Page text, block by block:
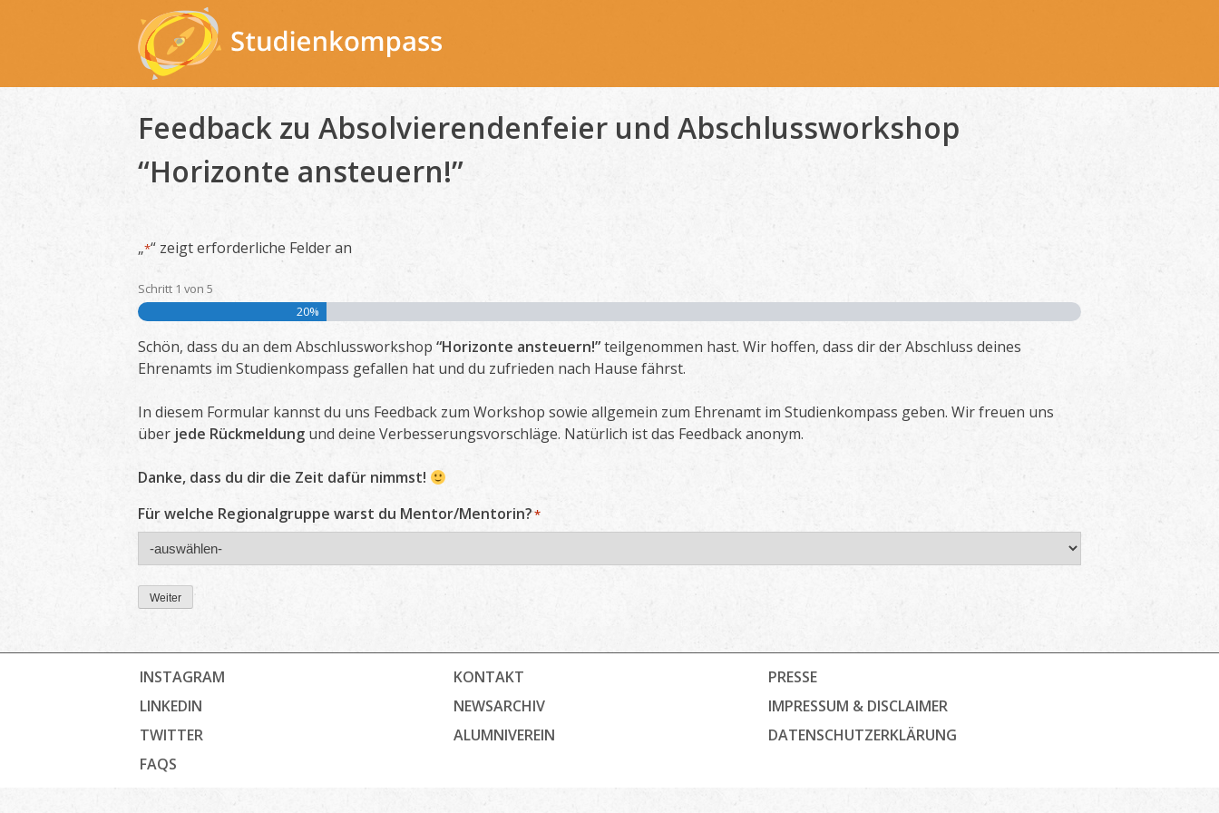
Feedback zu Absolvierendenfeier und Abschlussworkshop
“Horizonte ansteuern!”
„*“ zeigt erforderliche Felder an
Schritt 1 von 5
20%
Schön, dass du an dem Abschlussworkshop “Horizonte ansteuern!”teilgenommen hast. Wir hoffen, dass dir der Abschluss deines
Ehrenamts im Studienkompass gefallen hat und du zufrieden nach Hause fährst.
In diesem Formular kannst du uns Feedback zum Workshop sowie allgemein zum Ehrenamt im Studienkompass geben. Wir freuen uns
über jede Rückmeldung und deine Verbesserungsvorschläge. Natürlich ist das Feedback anonym.
Danke, dass du dir die Zeit dafür nimmst!
Für welche Regionalgruppe warst du Mentor/Mentorin?*
Weiter
INSTAGRAM
LINKEDIN
TWITTER
FAQS
KONTAKT
NEWSARCHIV
ALUMNIVEREIN
PRESSE
IMPRESSUM & DISCLAIMER
DATENSCHUTZ­ERKLÄRUNG